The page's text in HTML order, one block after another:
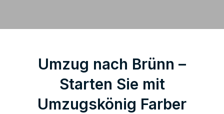
Umzug nach Brünn –
Starten Sie mit
Umzugskönig Farber